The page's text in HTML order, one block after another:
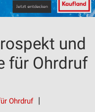
und
für Ohrdruf
Ohrdruf